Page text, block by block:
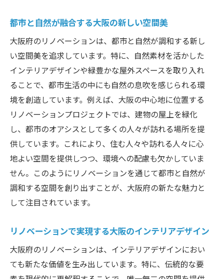
ション
地元素材を活かした大阪府のリノベーション事
例
自然素材を活用した大阪のリノベーション
の利点
大阪周辺の自然素材を使ったリノベーショ
ンアート
地域の素材を活かした大阪の新しいデザイ
ンアプローチ
地元の職人技術で実現する大阪のリノベー
ション
大阪の自然を取り入れたインテリアデザイ
ン
持続可能な素材を使用した大阪のリノベー
リノベーションで実現する大阪府のユニークな
ライフスタイル
都市と自然が融合する大阪の新しい空間美
大阪府のリノベーションは、都市と自然が調和する新し
い空間美を追求しています。特に、自然素材を活かした
インテリアデザインや緑豊かな屋外スペースを取り入れ
ることで、都市生活の中にも自然の息吹を感じられる環
境を創造しています。例えば、大阪の中心地に位置する
リノベーションプロジェクトでは、建物の屋上を緑化
し、都市のオアシスとして多くの人々が訪れる場所を提
供しています。これにより、住む人々や訪れる人々に心
地よい空間を提供しつつ、環境への配慮も欠かしていま
せん。このようにリノベーションを通じて都市と自然が
調和する空間を創り出すことが、大阪府の新たな魅力と
して注目されています。
リノベーションで実現する大阪のインテリアデザイン
大阪府のリノベーションは、インテリアデザインにおい
ても新たな価値を生み出しています。特に、伝統的な要